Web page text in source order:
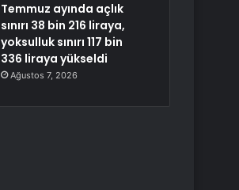
Temmuz ayında açlık
sınırı 38 bin 216 liraya,
yoksulluk sınırı 117 bin
336 liraya yükseldi
Ağustos 7, 2026